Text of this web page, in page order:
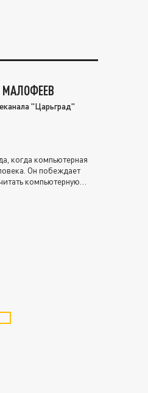
МАЛОФЕЕВ
"Царьград"
когда компьютерная
Он побеждает
компьютерную